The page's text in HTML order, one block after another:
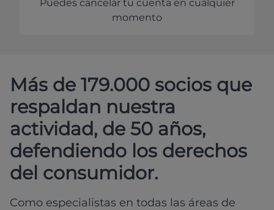
Puedes cancelar tu cuenta en cualquier
momento
Más de 179.000 socios que
respaldan nuestra
actividad, de 50 años,
defendiendo los derechos
del consumidor.
Como especialistas en todas las áreas de